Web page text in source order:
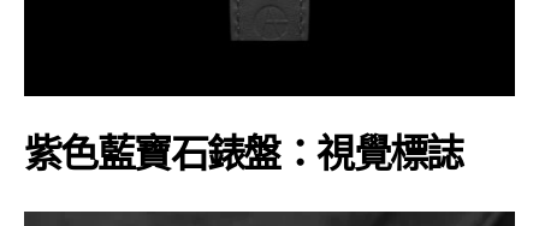
紫色藍寶石錶盤：視覺標誌